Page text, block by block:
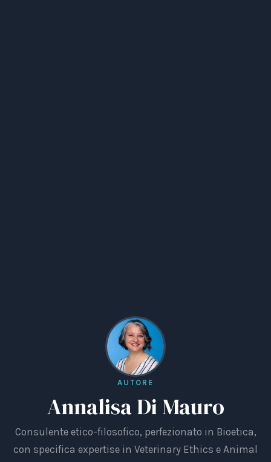
AUTORE
Annalisa Di Mauro
Consulente etico-filosofico, perfezionato in Bioetica,
con specifica expertise in Veterinary Ethics e Animal